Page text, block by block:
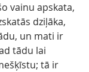
vainu apskata,
dziļāka,
un mati ir
tādu lai
tā ir